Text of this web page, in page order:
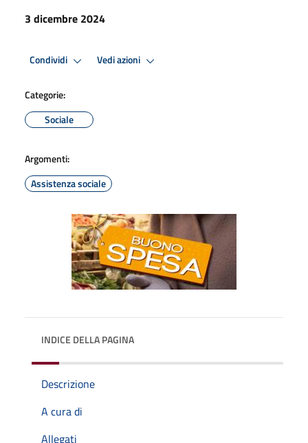
3 dicembre 2024
Condividi Vedi azioni
Categorie:
Sociale
Argomenti:
Assistenza sociale
INDICE DELLA PAGINA
Descrizione
A cura di
Allegati